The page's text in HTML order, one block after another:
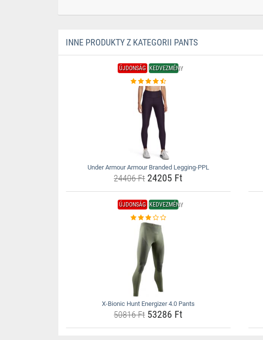
INNE PRODUKTY Z KATEGORII PANTS
ÚJDONSÁG KEDVEZMÉNY
Under Armour Armour Branded Legging-PPL
24406 Ft24205 Ft
ÚJDONSÁG KEDVEZMÉNY
X-Bionic Hunt Energizer 4.0 Pants
50816 Ft53286 Ft